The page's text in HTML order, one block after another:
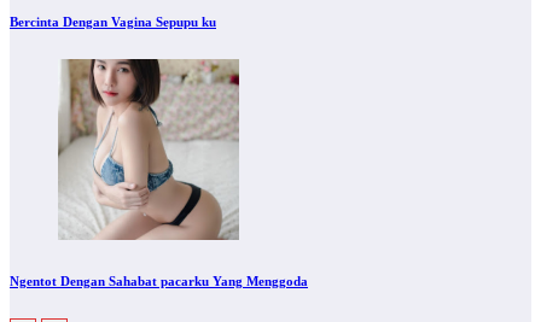
Bercinta Dengan Vagina Sepupu ku
Ngentot Dengan Sahabat pacarku Yang Menggoda